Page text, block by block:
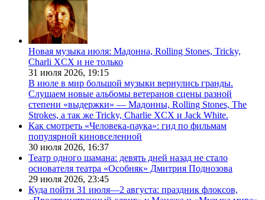
Новая музыка июля: Мадонна, Rolling Stones, Tricky,
Charli XCX и не только
31 июля 2026, 19:15
В июле в мир большой музыки вернулись гранды.
Слушаем новые альбомы ветеранов сцены разной
степени «выдержки» — Мадонны, Rolling Stones, The
Strokes, а так же Tricky, Charlie XCX и Jack White.
Как смотреть «Человека-паука»: гид по фильмам
популярной киновселенной
30 июля 2026, 16:37
Театр одного шамана: девять дней назад не стало
основателя театра «Особняк» Дмитрия Поднозова
29 июля 2026, 23:45
Куда пойти 31 июля—2 августа: праздник флоксов,